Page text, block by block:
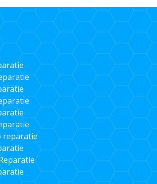
reparatie